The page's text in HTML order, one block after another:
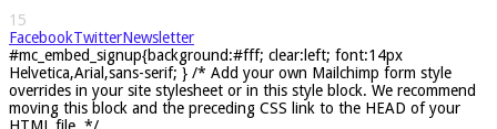
15
FacebookTwitterNewsletter
#mc_embed_signup{background:#fff; clear:left; font:14px
Helvetica,Arial,sans-serif; } /* Add your own Mailchimp form style
overrides in your site stylesheet or in this style block. We recommend
moving this block and the preceding CSS link to the HEAD of your
HTML file. */